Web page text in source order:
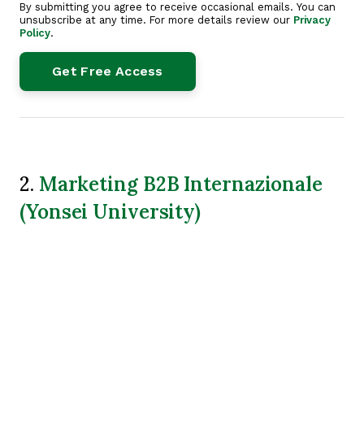
By submitting you agree to receive occasional emails. You can
unsubscribe at any time. For more details review our Privacy
Policy.
2. Marketing B2B Internazionale
(Yonsei University)